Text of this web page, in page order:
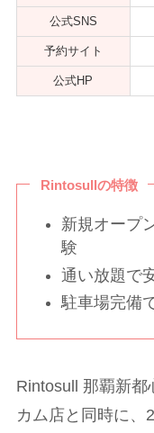
公式SNS
予約サイト
公式HP
Rintosullの特徴
新規オープ
験
通い放題で
駐車場完備
Rintosull 那覇新都
カム店と同時に、